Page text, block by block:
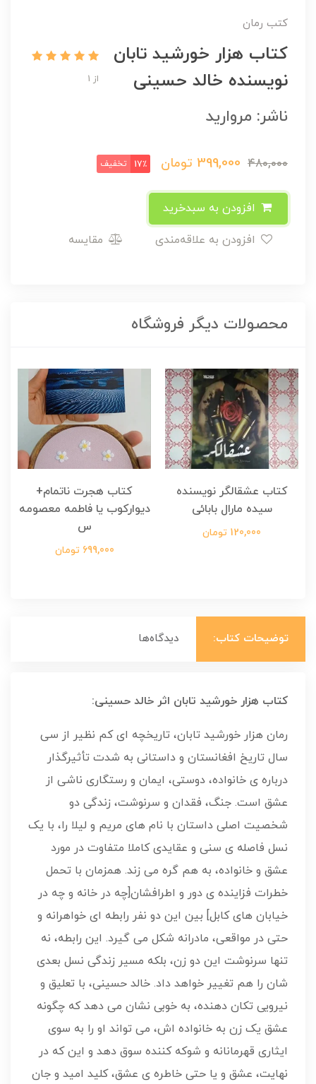
کتب رمان
کتاب هزار خورشید تابان
نویسنده خالد حسینی
از 1
ناشر: مروارید
480,000
399,000 تومان 17٪ تخفیف
مقایسه
محصولات دیگر فروشگاه
کتاب عشقالگر نویسنده
سیده مارال بابائی
120,000 تومان
کتاب هجرت ناتمام+
دیوارکوب یا فاطمه معصومه
س
699,000 تومان
توضیحات کتاب: دیدگاه‌ها
کتاب هزار خورشید تابان اثر خالد حسینی:
رمان هزار خورشید تابان، تاریخچه ای کم نظیر از سی
سال تاریخ افغانستان و داستانی به شدت تأثیرگذار
درباره ی خانواده، دوستی، ایمان و رستگاری ناشی از
عشق است. جنگ، فقدان و سرنوشت، زندگی دو
شخصیت اصلی داستان با نام های مریم و لیلا را، با یک
نسل فاصله ی سنی و عقایدی کاملا متفاوت در مورد
عشق و خانواده، به هم گره می زند. همزمان با تحمل
خطرات فزاینده ی دور و اطرافشان[چه در خانه و چه در
خیابان های کابل] بین این دو نفر رابطه ای خواهرانه و
حتی در مواقعی، مادرانه شکل می گیرد. این رابطه، نه
تنها سرنوشت این دو زن، بلکه مسیر زندگی نسل بعدی
شان را هم تغییر خواهد داد. خالد حسینی، با تعلیق و
نیرویی تکان دهنده، به خوبی نشان می دهد که چگونه
عشق یک زن به خانواده اش، می تواند او را به سوی
ایثاری قهرمانانه و شوکه کننده سوق دهد و این که در
نهایت، عشق و یا حتی خاطره ی عشق، کلید امید و جان